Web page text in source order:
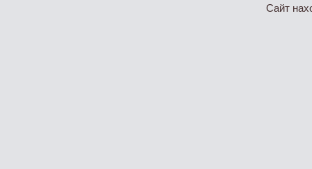
Сайт